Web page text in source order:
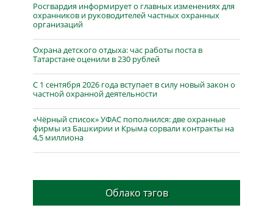
Росгвардия информирует о главных изменениях для
охранников и руководителей частных охранных
организаций
Охрана детского отдыха: час работы поста в
Татарстане оценили в 230 рублей
С 1 сентября 2026 года вступает в силу новый закон о
частной охранной деятельности
«Чёрный список» УФАС пополнился: две охранные
фирмы из Башкирии и Крыма сорвали контракты на
4,5 миллиона
Облако тэгов